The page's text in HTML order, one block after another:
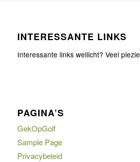
INTERESSANTE LINKS
Interessante links wellicht? Veel
PAGINA’S
GekOpGolf
Sample Page
Privacybeleid